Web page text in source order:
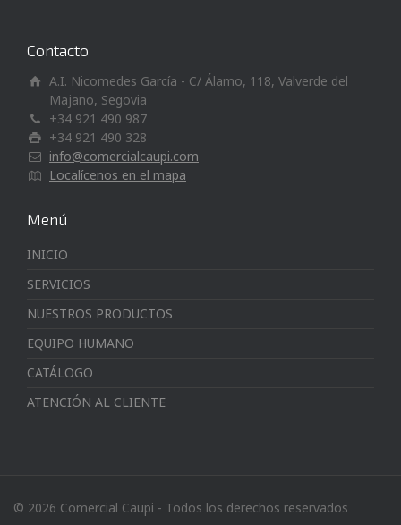
Contacto
A.I. Nicomedes García - C/ Álamo, 118, Valverde del
Majano, Segovia
+34 921 490 987
+34 921 490 328
info@comercialcaupi.com
Localícenos en el mapa
Menú
INICIO
SERVICIOS
NUESTROS PRODUCTOS
EQUIPO HUMANO
CATÁLOGO
ATENCIÓN AL CLIENTE
© 2026 Comercial Caupi - Todos los derechos reservados